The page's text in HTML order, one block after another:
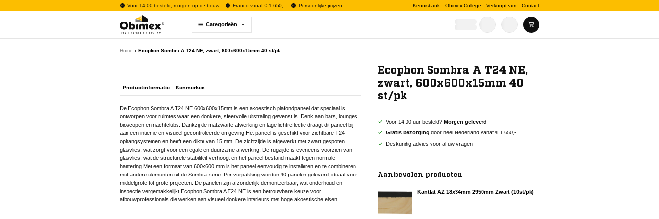
Voor 14:00 besteld, morgen op de bouw Franco vanaf € 1.650,- Persoonlijke prijzen Kennisbank Obimex College Verkoopteam Contact
Categorieën
Home Ecophon Sombra A T24 NE, zwart, 600x600x15mm 40 st/pk
Ecophon Sombra A T24 NE,
zwart, 600x600x15mm 40
st/pk
Voor 14.00 uur besteld? Morgen geleverd
Gratis bezorging door heel Nederland vanaf € 1.650,-
Deskundig advies voor al uw vragen
Aanbevolen producten
Kantlat AZ 18x34mm 2950mm Zwart (10st/pk)
Productinformatie Kenmerken
De Ecophon Sombra A T24 NE 600x600x15mm is een akoestisch plafondpaneel dat speciaal is
ontworpen voor ruimtes waar een donkere, sfeervolle uitstraling gewenst is. Denk aan bars, lounges,
bioscopen en nachtclubs. Dankzij de matzwarte afwerking en lage lichtreflectie draagt dit paneel bij
aan een intieme en visueel gecontroleerde omgeving.Het paneel is geschikt voor zichtbare T24
ophangsystemen en heeft een dikte van 15 mm. De zichtzijde is afgewerkt met zwart gespoten
glasvlies, wat zorgt voor een egale en duurzame afwerking. De rugzijde is eveneens voorzien van
glasvlies, wat de structurele stabiliteit verhoogt en het paneel bestand maakt tegen normale
hantering.Met een formaat van 600x600 mm is het paneel eenvoudig te installeren en te combineren
met andere elementen uit de Sombra-serie. Per verpakking worden 40 panelen geleverd, ideaal voor
middelgrote tot grote projecten. De panelen zijn afzonderlijk demonteerbaar, wat onderhoud en
inspectie vergemakkelijkt.Ecophon Sombra A T24 NE is een betrouwbare keuze voor
afbouwprofessionals die werken aan visueel donkere interieurs met hoge akoestische eisen.